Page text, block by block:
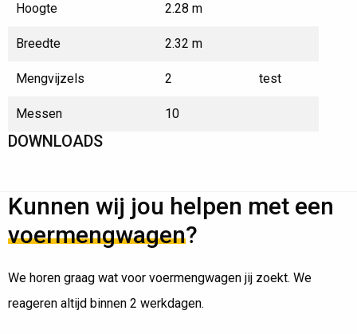
Hoogte 2.28 m
Breedte 2.32 m
Mengvijzels 2 test
Messen 10
DOWNLOADS
Kunnen wij jou helpen met een
voermengwagen?
We horen graag wat voor voermengwagen jij zoekt. We
reageren altijd binnen 2 werkdagen.